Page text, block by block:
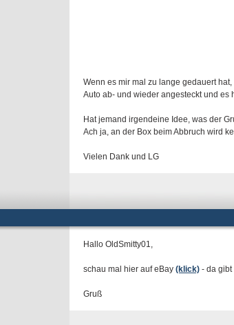
Wenn es mir mal zu lange gedauert
Auto ab- und wieder angesteckt und
Hat jemand irgendeine Idee, was der
Ach ja, an der Box beim Abbruch wird
Vielen Dank und LG
Hallo OldSmitty01,
schau mal hier auf eBay (klick) - da gibt
Gruß